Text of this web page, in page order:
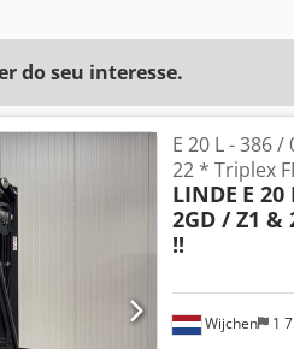
do seu interesse.
Wijchen 1
E 20 L - 386
22 * Triplex
LINDE E
2GD / Z1
!!